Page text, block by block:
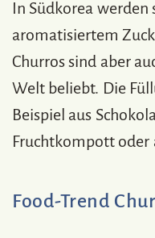
In Südkorea
aromatisiertem
Churros sind aber
Welt beliebt. Die
Beispiel aus
Fruchtkompott oder
Food-Trend